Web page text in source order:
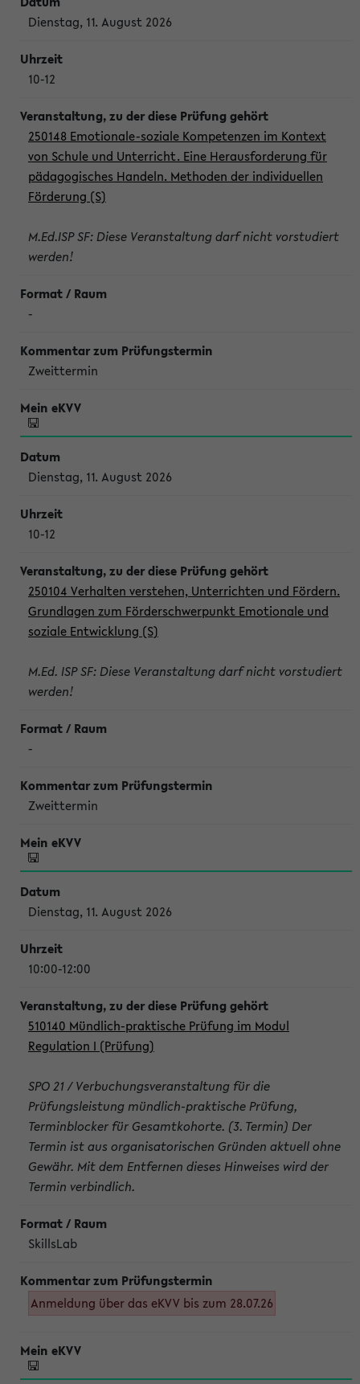
Dienstag, 11. August 2026
10-12
250148 Emotionale-soziale Kompetenzen im Kontext
von Schule und Unterricht. Eine Herausforderung für
pädagogisches Handeln. Methoden der individuellen
Förderung (S)
M.Ed.ISP SF: Diese Veranstaltung darf nicht vorstudiert
werden!
-
Zweittermin
Dienstag, 11. August 2026
10-12
250104 Verhalten verstehen, Unterrichten und Fördern.
Grundlagen zum Förderschwerpunkt Emotionale und
soziale Entwicklung (S)
M.Ed. ISP SF: Diese Veranstaltung darf nicht vorstudiert
werden!
-
Zweittermin
Dienstag, 11. August 2026
10:00-12:00
510140 Mündlich-praktische Prüfung im Modul
Regulation I (Prüfung)
SPO 21 / Verbuchungsveranstaltung für die
Prüfungsleistung mündlich-praktische Prüfung,
Terminblocker für Gesamtkohorte. (3. Termin) Der
Termin ist aus organisatorischen Gründen aktuell ohne
Gewähr. Mit dem Entfernen dieses Hinweises wird der
Termin verbindlich.
SkillsLab
Anmeldung über das eKVV bis zum 28.07.26